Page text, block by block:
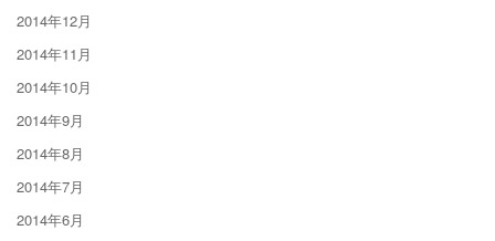
2014年12月
2014年11月
2014年10月
2014年9月
2014年8月
2014年7月
2014年6月